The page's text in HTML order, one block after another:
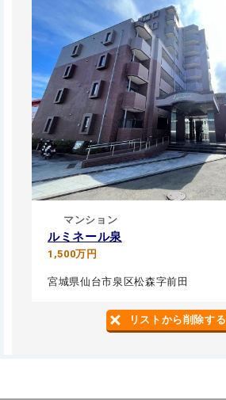
マンション
ルミネール泉
1,500万円
宮城県仙台市泉区松森字前田
リストから削除する